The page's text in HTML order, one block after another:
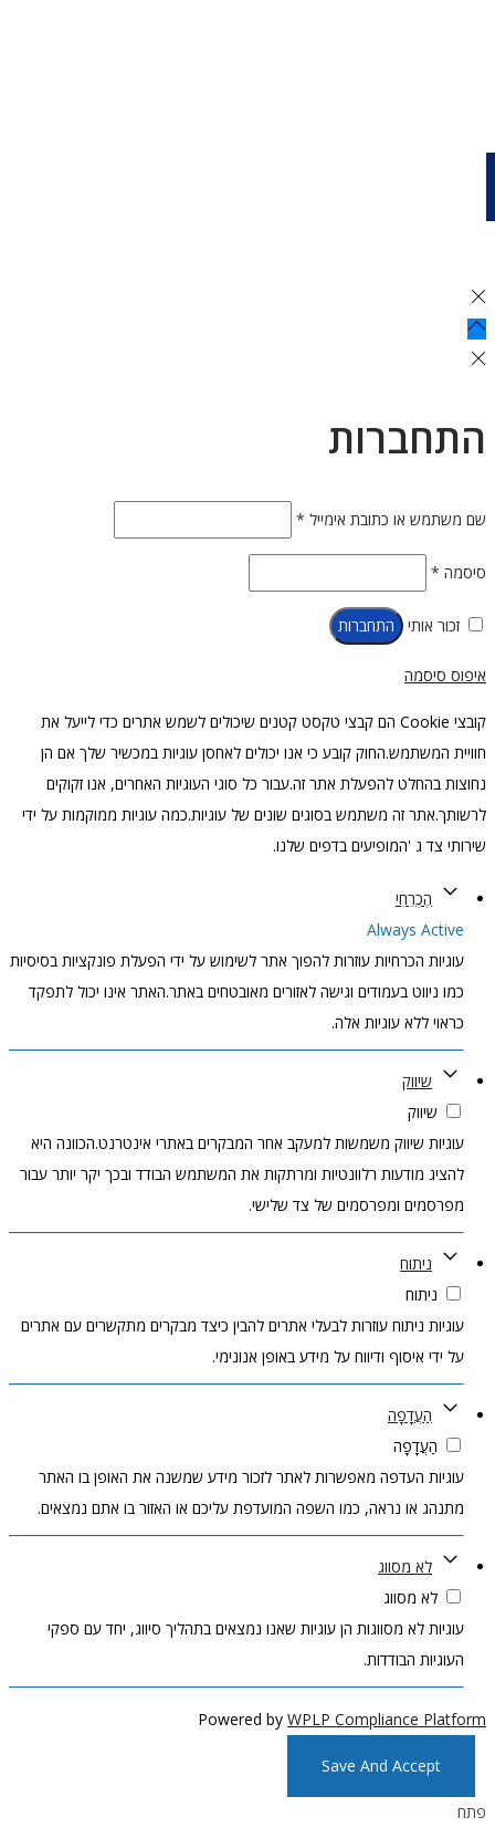
התחברות
שם משתמש או כתובת אימייל *חובה
סיסמה *חובה
זכור אותי התחברות
איפוס סיסמה
קובצי Cookie הם קבצי טקסט קטנים שיכולים לשמש אתרים כדי לייעל את
חוויית המשתמש.החוק קובע כי אנו יכולים לאחסן עוגיות במכשיר שלך אם הן
נחוצות בהחלט להפעלת אתר זה.עבור כל סוגי העוגיות האחרים, אנו זקוקים
לרשותך.אתר זה משתמש בסוגים שונים של עוגיות.כמה עוגיות ממוקמות על ידי
שירותי צד ג 'המופיעים בדפים שלנו.
הֶכְרֵחִי
Always Active
עוגיות הכרחיות עוזרות להפוך אתר לשימוש על ידי הפעלת פונקציות בסיסיות
כמו ניווט בעמודים וגישה לאזורים מאובטחים באתר.האתר אינו יכול לתפקד
כראוי ללא עוגיות אלה.
שיווק
שיווק
עוגיות שיווק משמשות למעקב אחר המבקרים באתרי אינטרנט.הכוונה היא
להציג מודעות רלוונטיות ומרתקות את המשתמש הבודד ובכך יקר יותר עבור
מפרסמים ומפרסמים של צד שלישי.
ניתוח
ניתוח
עוגיות ניתוח עוזרות לבעלי אתרים להבין כיצד מבקרים מתקשרים עם אתרים
על ידי איסוף ודיווח על מידע באופן אנונימי.
הַעֲדָפָה
הַעֲדָפָה
עוגיות העדפה מאפשרות לאתר לזכור מידע שמשנה את האופן בו האתר
מתנהג או נראה, כמו השפה המועדפת עליכם או האזור בו אתם נמצאים.
לא מסווג
לא מסווג
עוגיות לא מסווגות הן עוגיות שאנו נמצאים בתהליך סיווג, יחד עם ספקי
העוגיות הבודדות.
Powered by WPLP Compliance Platform
Save And Accept
פתח